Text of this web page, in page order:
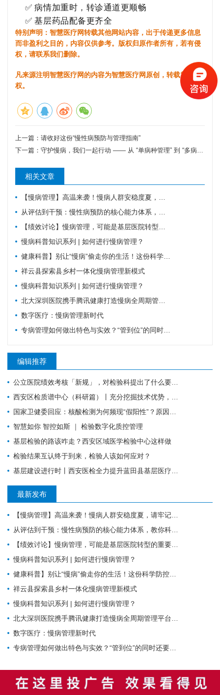
✅ 病情加重时，转诊通道更顺畅
✅ 基层药品配备更齐全
特别声明：智慧医疗网转载其他网站内容，出于传递更多信息
而非盈利之目的，内容仅供参考。版权归原作者所有，若有侵
权，请联系我们删除。
凡来源注明智慧医疗网的内容为智慧医疗网原创，转载需获授
权。
上一篇： 请收好这份“慢性病预防与管理指南”
下一篇： 守护慢病，我们一起行动 —— 从 “单病种管理” 到 “多病种共管”
相关文章
【慢病管理】高温来袭！慢病人群安稳度夏，请牢记这6件事。
从评估到干预：慢性病预防的核心能力体系，教你科学管理健康
【绩效讨论】慢病管理，可能是基层医院转型的重要入口？！
慢病科普知识系列 | 如何进行慢病管理？
健康科普】别让“慢病”偷走你的生活！这份科学防控指南请收好
祥云县探索县乡村一体化慢病管理新模式
慢病科普知识系列 | 如何进行慢病管理？
北大深圳医院携手腾讯健康打造慢病全周期管理平台，已落地超百家社康中心
数字医疗：慢病管理新时代
专病管理如何做出特色与实效？“管到位”的同时还要“强内涵”
编辑推荐
公立医院绩效考核「新规」，对检验科提出了什么要求？
西安区检质谱中心（科研篇）丨充分挖掘技术优势，让“临床+科研”一加一大于二
国家卫健委回应：核酸检测为何频现“假阳性”？原因值得所有检验人警惕！
智慧如你 智控如斯 ｜ 检验数字化质控管理
基层检验的路该咋走？西安区域医学检验中心这样做
检验结果互认终于到来，检验人该如何应对？
基层建设进行时丨西安医检全力提升蓝田县基层医疗服务能力
最新发布
【慢病管理】高温来袭！慢病人群安稳度夏，请牢记这6件事。
从评估到干预：慢性病预防的核心能力体系，教你科学管理健康
【绩效讨论】慢病管理，可能是基层医院转型的重要入口？！
慢病科普知识系列 | 如何进行慢病管理？
健康科普】别让“慢病”偷走你的生活！这份科学防控指南请收好
祥云县探索县乡村一体化慢病管理新模式
慢病科普知识系列 | 如何进行慢病管理？
北大深圳医院携手腾讯健康打造慢病全周期管理平台，已落地超百家社康中心
数字医疗：慢病管理新时代
专病管理如何做出特色与实效？“管到位”的同时还要“强内涵”